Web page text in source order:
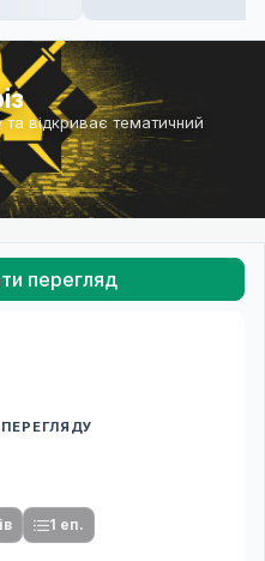
відкриває тематичний
перегляд
1 еп.